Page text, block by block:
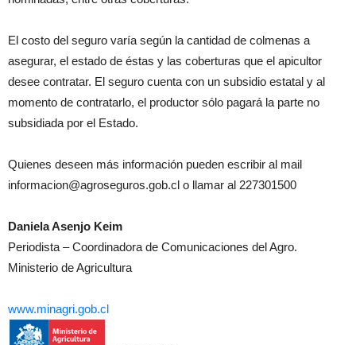
El costo del seguro varía según la cantidad de colmenas a
asegurar, el estado de éstas y las coberturas que el apicultor
desee contratar. El seguro cuenta con un subsidio estatal y al
momento de contratarlo, el productor sólo pagará la parte no
subsidiada por el Estado.
Quienes deseen más información pueden escribir al mail
informacion@agroseguros.gob.cl o llamar al 227301500
Daniela Asenjo Keim
Periodista – Coordinadora de Comunicaciones del Agro.
Ministerio de Agricultura
www.minagri.gob.cl